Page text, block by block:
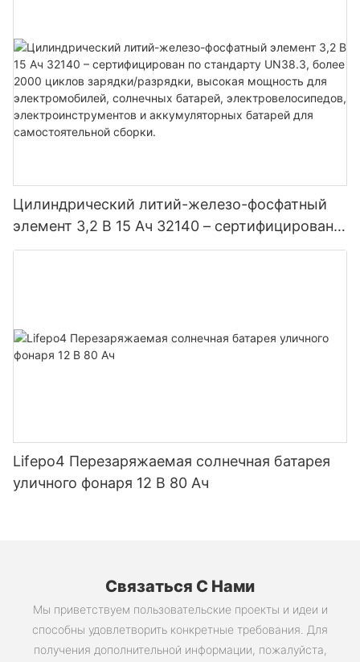
Цилиндрический литий-железо-фосфатный
элемент 3,2 В 15 Ач 32140 – сертифицирован
по стандарту UN38.3, более 2000 циклов
аккумуляторных батарей для
самостоятельной сборки.
Lifepo4 Перезаряжаемая солнечная батарея
уличного фонаря 12 В 80 Ач
Связаться С Нами
Мы приветствуем пользовательские проекты и идеи и
способны удовлетворить конкретные требования. Для
получения дополнительной информации, пожалуйста,